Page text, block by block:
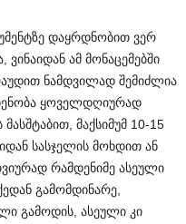
დაყრდნობით ვერ
ამ მონაცემებში
ნამდვილად შემიძლია
ყოველდღიურად
მაქსიმუმ 10-15
სასჯელის მოხდით ან
რამდენიმე ასეული
გამომდინარე,
გამოდის, ასეული კი